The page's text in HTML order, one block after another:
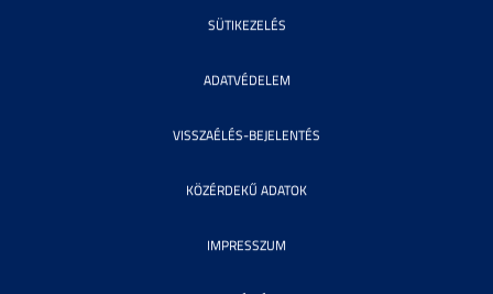
SÜTIKEZELÉS
ADATVÉDELEM
VISSZAÉLÉS-BEJELENTÉS
KÖZÉRDEKŰ ADATOK
IMPRESSZUM